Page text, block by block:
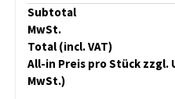
Subtotal
MwSt.
Total (incl. VAT)
All-in Preis pro Stück zzgl.
MwSt.)